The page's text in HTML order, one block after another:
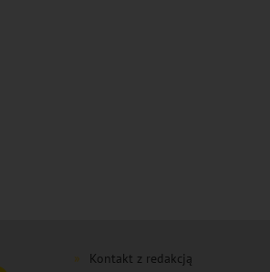
Kontakt z redakcją